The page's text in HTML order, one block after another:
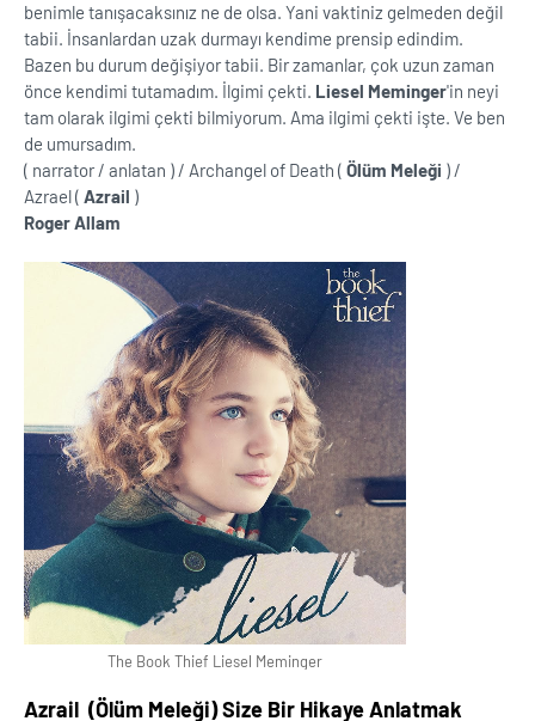
benimle tanışacaksınız ne de olsa. Yani vaktiniz gelmeden değil
tabii. İnsanlardan uzak durmayı kendime prensip edindim.
Bazen bu durum değişiyor tabii. Bir zamanlar, çok uzun zaman
önce kendimi tutamadım. İlgimi çekti. Liesel Meminger'in neyi
tam olarak ilgimi çekti bilmiyorum. Ama ilgimi çekti işte. Ve ben
de umursadım.
( narrator / anlatan ) / Archangel of Death ( Ölüm Meleği ) /
Azrael ( Azrail )
Roger Allam
The Book Thief Liesel Meminger
Azrail (Ölüm Meleği) Size Bir Hikaye Anlatmak